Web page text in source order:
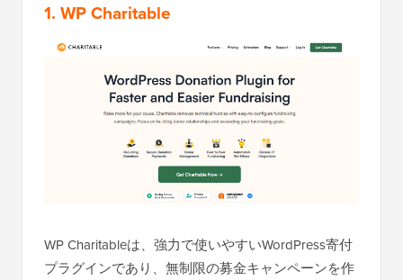
1. WP Charitable
WP Charitableは、強力で使いやすいWordPress寄付
プラグインであり、無制限の募金キャンペーンを作